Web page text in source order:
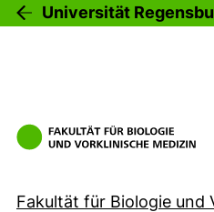
Universität
Fakultät für Biologie und